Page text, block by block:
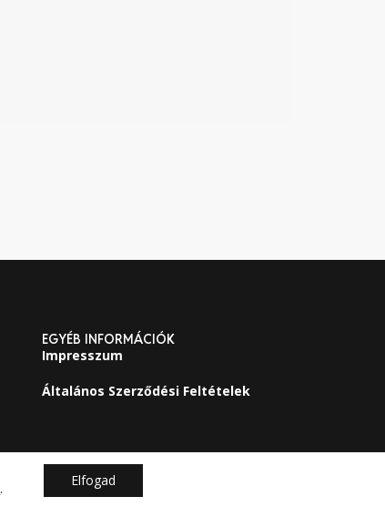
EGYÉB INFORMÁCIÓK
Impresszum
Általános Szerződési Feltételek
. Elfogad